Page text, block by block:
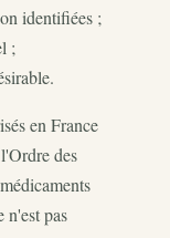
identifiées ;
;
en France
des
n'est pas